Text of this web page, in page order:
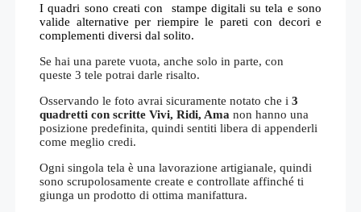
I quadri sono creati con stampe digitali su tela e sono
valide alternative per riempire le pareti con decori e
complementi diversi dal solito.
Se hai una parete vuota, anche solo in parte, con
queste 3 tele potrai darle risalto.
Osservando le foto avrai sicuramente notato che i 3
quadretti con scritte Vivi, Ridi, Ama non hanno una
posizione predefinita, quindi sentiti libera di appenderli
come meglio credi.
Ogni singola tela è una lavorazione artigianale, quindi
sono scrupolosamente create e controllate affinché ti
giunga un prodotto di ottima manifattura.